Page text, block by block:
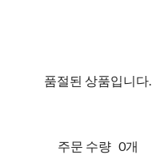
품절된 상품입니다.
주문 수량 0개